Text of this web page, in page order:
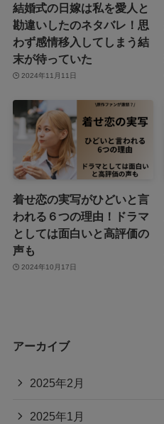
結婚式の日嫁は私を愛人と
勘違いしたのネタバレ！思
わず感情移入してしまう結
末が待っていた
2024年11月11日
着せ恋の実写がひどいと言
われる６つの理由！ドラマ
としては面白いと高評価の
声も
2024年10月17日
アーカイブ
2025年2月
2025年1月